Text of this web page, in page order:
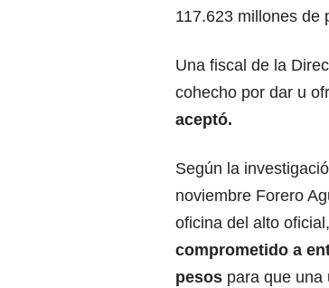
117.623 millones de
Una fiscal de la
cohecho por dar u
aceptó.
Según la
noviembre Forero
oficina del alto
comprometido a
pesos para que una